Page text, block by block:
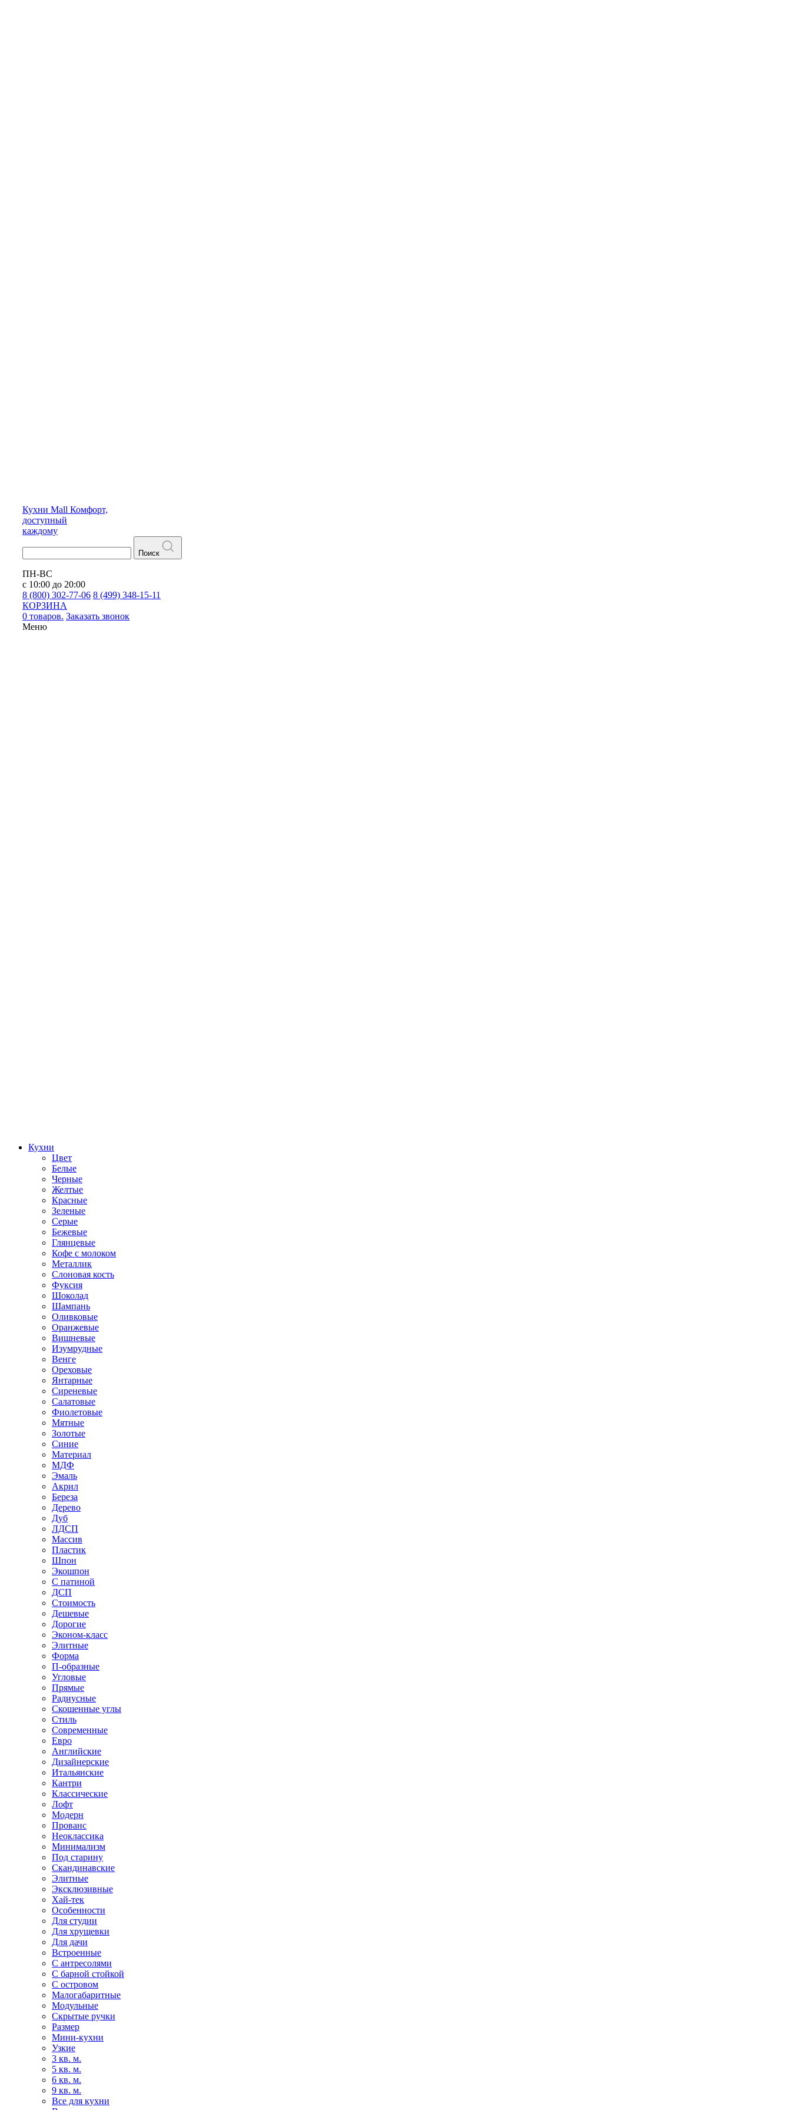
Кухни Mall Комфорт,
доступный
каждому
Поиск
ПН-ВС
с 10:00 до 20:00
8 (800) 302-77-06 8 (499) 348-15-11
КОРЗИНА
0 товаров. Заказать звонок
Меню
Кухни
Цвет
Белые
Черные
Желтые
Красные
Зеленые
Серые
Бежевые
Глянцевые
Кофе с молоком
Металлик
Слоновая кость
Фуксия
Шоколад
Шампань
Оливковые
Оранжевые
Вишневые
Изумрудные
Венге
Ореховые
Янтарные
Сиреневые
Салатовые
Фиолетовые
Мятные
Золотые
Синие
Материал
МДФ
Эмаль
Акрил
Береза
Дерево
Дуб
ЛДСП
Массив
Пластик
Шпон
Экошпон
С патиной
ДСП
Стоимость
Дешевые
Дорогие
Эконом-класс
Элитные
Форма
П-образные
Угловые
Прямые
Радиусные
Скошенные углы
Стиль
Современные
Евро
Английские
Дизайнерские
Итальянские
Кантри
Классические
Лофт
Модерн
Прованс
Неоклассика
Минимализм
Под старину
Скандинавские
Элитные
Эксклюзивные
Хай-тек
Особенности
Для студии
Для хрущевки
Для дачи
Встроенные
С антресолями
С барной стойкой
С островом
Малогабаритные
Модульные
Скрытые ручки
Размер
Мини-кухни
Узкие
3 кв. м.
5 кв. м.
6 кв. м.
9 кв. м.
Все для кухни